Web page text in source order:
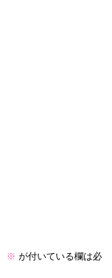
※ が付いている欄は必